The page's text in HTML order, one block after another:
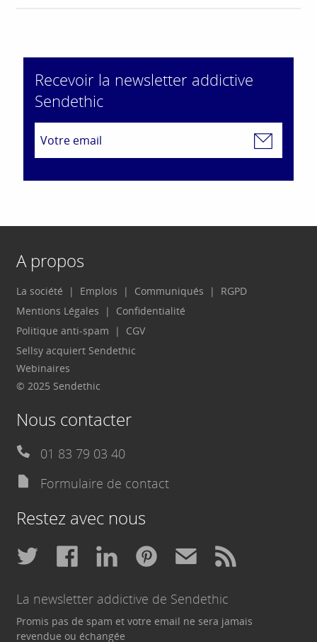
Recevoir la newsletter addictive
Sendethic
A propos
La société Emplois Communiqués
RGPD
Mentions Légales
Confidentialité
Politique anti-spam
CGV
Sellsy acquiert Sendethic
Webinaires
© 2025 Sendethic
Nous contacter
01 83 79 03 40
Formulaire de contact
Restez avec nous
La newsletter addictive de Sendethic
Promis pas de spam et votre email ne sera jamais
revendue ou échangée